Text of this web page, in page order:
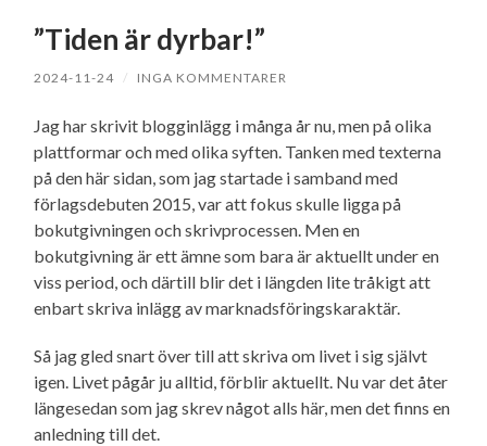
”Tiden är dyrbar!”
2024-11-24 / INGA KOMMENTARER
Jag har skrivit blogginlägg i många år nu, men på olika
plattformar och med olika syften. Tanken med texterna
på den här sidan, som jag startade i samband med
förlagsdebuten 2015, var att fokus skulle ligga på
bokutgivningen och skrivprocessen. Men en
bokutgivning är ett ämne som bara är aktuellt under en
viss period, och därtill blir det i längden lite tråkigt att
enbart skriva inlägg av marknads­förings­karaktär.
Så jag gled snart över till att skriva om livet i sig självt
igen. Livet pågår ju alltid, förblir aktuellt. Nu var det åter
längesedan som jag skrev något alls här, men det finns en
anledning till det.